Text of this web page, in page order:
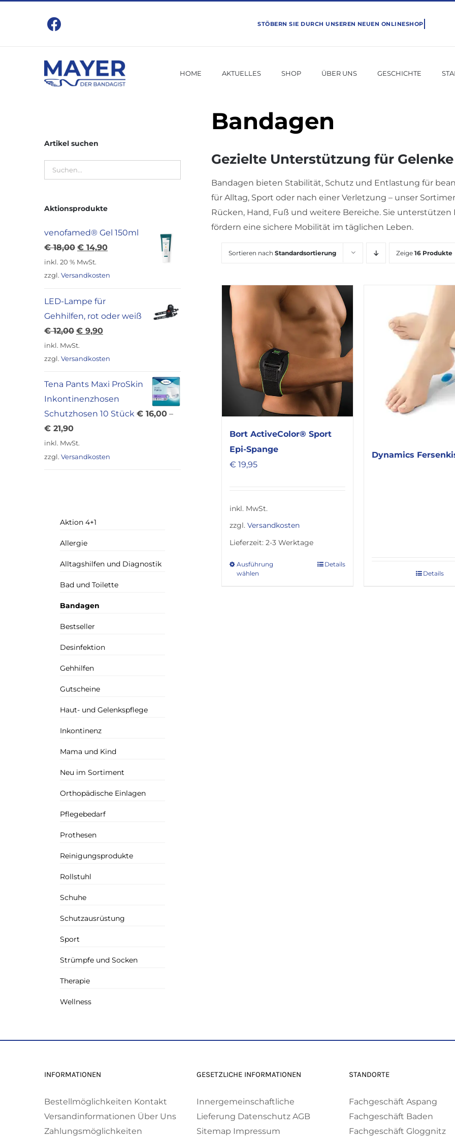
HOME AKTUELLES SHOP ÜBER UNS GESCHICHTE
Bandagen
Gezielte Unterstützung für
Bandagen bieten Stabilität, Schutz und Entlastung für
für Alltag, Sport oder nach einer Verletzung – unser
Rücken, Hand, Fuß und weitere Bereiche. Sie
fördern eine sichere Mobilität im täglichen Leben.
Sortieren nachStandardsortierung Zeige16 Produkte
Bort ActiveColor® Sport
Epi-Spange
€ 19,95
inkl. MwSt.
zzgl.Versandkosten
Lieferzeit:2-3 Werktage
Ausführung
wählen
Details
Dynamics
Details
Artikel suchen
Aktionsprodukte
venofamed® Gel 150ml
€18,00 Ursprünglicher
Preis
war:
€ 14,90Aktueller
ist:
inkl. 20 % MwSt.
zzgl. Versandkosten
LED-Lampe für
Gehhilfen, rot oder weiß
€12,00 Ursprünglicher
Preis
war:
€ 9,90Aktueller
ist:
inkl. MwSt.
zzgl. Versandkosten
Tena Pants Maxi ProSkin
Inkontinenzhosen
Schutzhosen 10 Stück € 16,00 –
€ 21,90
inkl. MwSt.
zzgl. Versandkosten
Aktion 4+1
Allergie
Alltagshilfen und Diagnostik
Bad und Toilette
Bandagen
Bestseller
Desinfektion
Gehhilfen
Gutscheine
Haut- und Gelenkspflege
Inkontinenz
Mama und Kind
Neu im Sortiment
Orthopädische Einlagen
Pflegebedarf
Prothesen
Reinigungsprodukte
Rollstuhl
Schuhe
Schutzausrüstung
Sport
Strümpfe und Socken
Therapie
Wellness
INFORMATIONEN
Bestellmöglichkeiten Kontakt
Versandinformationen Über Uns
Zahlungsmöglichkeiten
GESETZLICHE INFORMATIONEN
Innergemeinschaftliche
Lieferung Datenschutz AGB
Sitemap Impressum
STANDORTE
Fachgeschäft Aspang
Fachgeschäft Baden
Fachgeschäft Gloggnitz